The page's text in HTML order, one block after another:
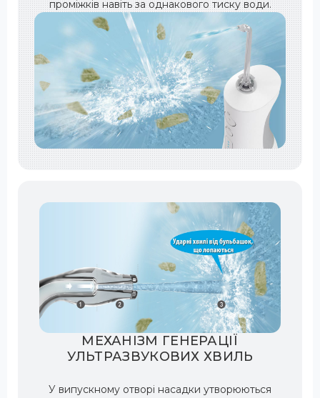
проміжків навіть за однакового тиску води.
МЕХАНІЗМ ГЕНЕРАЦІЇ
УЛЬТРАЗВУКОВИХ ХВИЛЬ
У випускному отворі насадки утворюються